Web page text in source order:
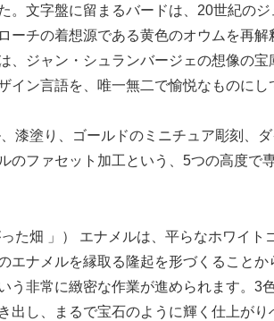
。文字盤に留まるバードは、20世紀の
ーチの着想源である黄色のオウムを再
、ジャン・シュランバージェの想像の
ン言語を、唯一無二で愉悦なものにし
塗り、ゴールドのミニチュア彫刻、ダ
のファセット加工という、5つの高度で
た畑 」） エナメルは、平らなホワイト
エナメルを縁取る隆起を形づくること
う非常に緻密な作業が進められます。3
出し、まるで宝石のように輝く仕上が